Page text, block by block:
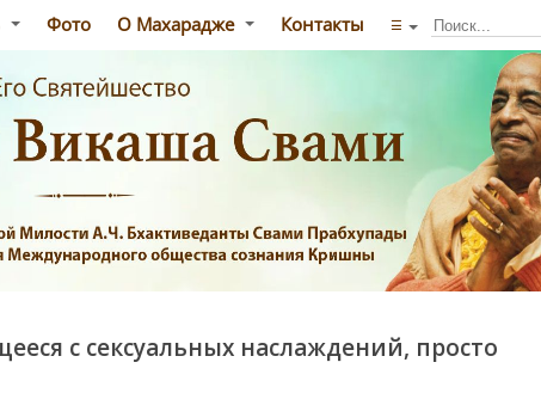
Фото О Махарадже Контакты ☰
с сексуальных наслаждений, просто